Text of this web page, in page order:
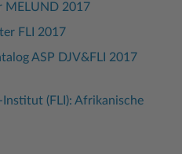
MELUND 2017
FLI 2017
ASP DJV&FLI 2017
(FLI): Afrikanische